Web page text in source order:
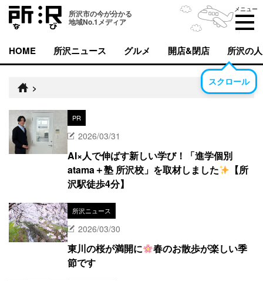
所沢市の今が分かる
地域No.1メディア
メニュー
HOME 所沢ニュース グルメ 開店&閉店 所沢の人
スクロール
>
PR
2026/03/31
AI×人で伸ばす新しい学び！「進学個別
atama＋塾 所沢校」を取材しました
【所
沢駅徒歩4分】
所沢ニュース
2026/03/30
東川の桜が満開に
春のお散歩が楽しい季
節です